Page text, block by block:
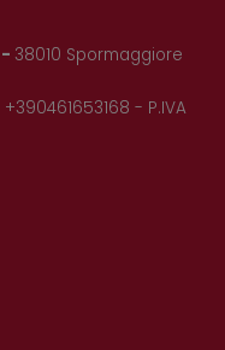
- 38010 Spormaggiore
+390461653168 - P.IVA